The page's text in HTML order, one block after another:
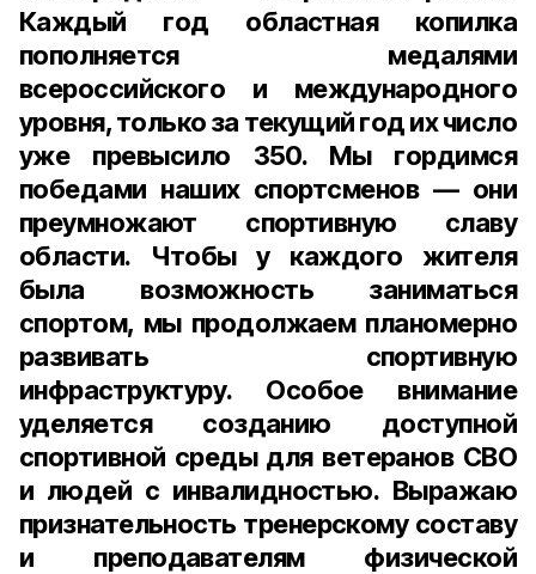
Каждый год областная копилка
пополняется медалями
всероссийского и международного
уровня, только за текущий год их число
уже превысило 350. Мы гордимся
победами наших спортсменов — они
преумножают спортивную славу
области. Чтобы у каждого жителя
была возможность заниматься
спортом, мы продолжаем планомерно
развивать спортивную
инфраструктуру. Особое внимание
уделяется созданию доступной
спортивной среды для ветеранов СВО
и людей с инвалидностью. Выражаю
признательность тренерскому составу
и преподавателям физической